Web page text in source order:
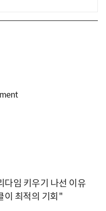
다임 키우기 나선 이유
최적의 기회"